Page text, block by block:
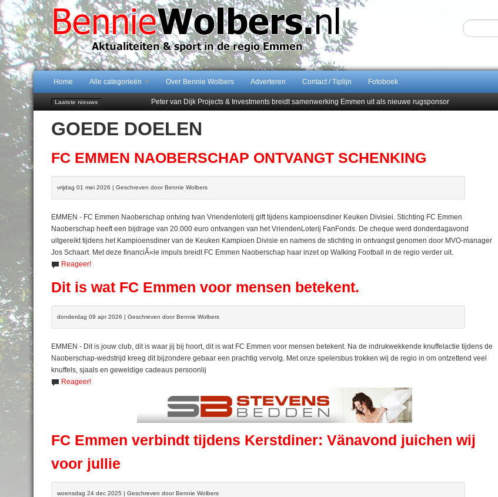
Home Alle categorieën Over Bennie Wolbers Adverteren Contact / Tiplijn Fotoboek
Laatste nieuws
Peter van Dijk Projects & Investments breidt samenwerking Emmen uit als nieuwe rugsponsor
102 kaarsen voor eeuwling Mieke Sijbom-Maatje
Emmen wint op Open Dag overtuigend van Almere City
GOEDE DOELEN
FC EMMEN NAOBERSCHAP ONTVANGT SCHENKING
vrijdag 01 mei 2026 | Geschreven door Bennie Wolbers
EMMEN - FC Emmen Naoberschap ontving tvan Vriendenloterij gift tijdens kampioensdiner Keuken Divisiei. Stichting FC Emmen
Naoberschap heeft een bijdrage van 20.000 euro ontvangen van het VriendenLoterij FanFonds. De cheque werd donderdagavond
uitgereikt tijdens het Kampioensdiner van de Keuken Kampioen Divisie en namens de stichting in ontvangst genomen door MVO-manager
Jos Schaart. Met deze financiÃ«le impuls breidt FC Emmen Naoberschap haar inzet op Walking Football in de regio verder uit.
Reageer!
Dit is wat FC Emmen voor mensen betekent.
donderdag 09 apr 2026 | Geschreven door Bennie Wolbers
EMMEN - Dit is jouw club, dit is waar jij bij hoort, dit is wat FC Emmen voor mensen betekent. Na de indrukwekkende knuffelactie tijdens de
Naoberschap-wedstrijd kreeg dit bijzondere gebaar een prachtig vervolg. Met onze spelersbus trokken wij de regio in om ontzettend veel
knuffels, sjaals en geweldige cadeaus persoonlij
Reageer!
FC Emmen verbindt tijdens Kerstdiner: Vänavond juichen wij
voor jullie
woensdag 24 dec 2025 | Geschreven door Bennie Wolbers